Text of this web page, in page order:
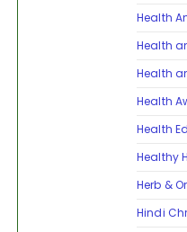
Health
Health
Health
Health
Health
Healthy
Herb &
Hindi